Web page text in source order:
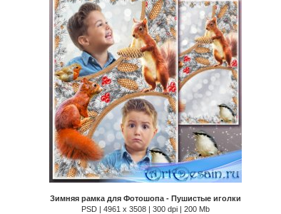
Зимняя рамка для Фотошопа - Пушистые иголки
PSD | 4961 х 3508 | 300 dpi | 200 Mb